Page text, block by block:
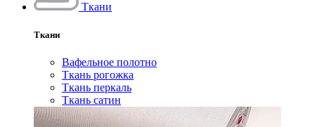
Ткани
Ткани
Вафельное полотно
Ткань рогожка
Ткань перкаль
Ткань сатин